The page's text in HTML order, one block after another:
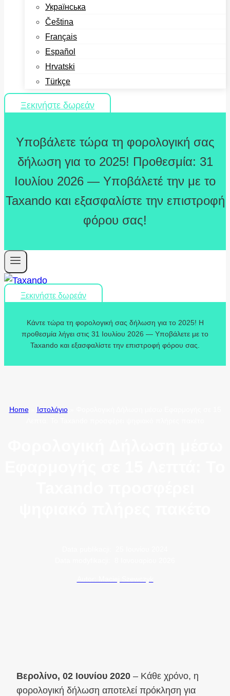
Українська
Čeština
Français
Español
Hrvatski
Türkçe
Ξεκινήστε δωρεάν
Υποβάλετε τώρα τη φορολογική σας
δήλωση για το 2025! Προθεσμία: 31
Ιουλίου 2026 — Υποβάλετέ την με το
Taxando και εξασφαλίστε την επιστροφή
φόρου σας!
Ξεκινήστε δωρεάν
Κάντε τώρα τη φορολογική σας δήλωση για το 2025! Η
προθεσμία λήγει στις 31 Ιουλίου 2026 — Υποβάλετε με το
Taxando και εξασφαλίστε την επιστροφή φόρου σας.
Home» Ιστολόγιο»
Βερολίνο, 02 Ιουνίου 2020 – Κάθε χρόνο, η
φορολογική δήλωση αποτελεί πρόκληση για